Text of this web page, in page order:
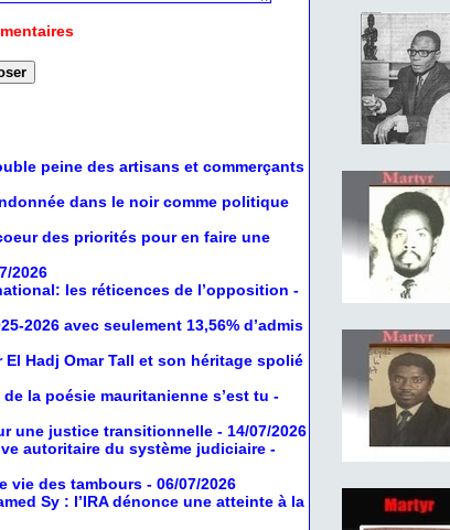
peine des artisans et commerçants
dans le noir comme politique
des priorités pour en faire une
2026
les réticences de l’opposition -
2026 avec seulement 13,56% d’admis
Hadj Omar Tall et son héritage spolié
la poésie mauritanienne s’est tu -
une justice transitionnelle - 14/07/2026
autoritaire du système judiciaire -
vie des tambours - 06/07/2026
Sy : l’IRA dénonce une atteinte à la